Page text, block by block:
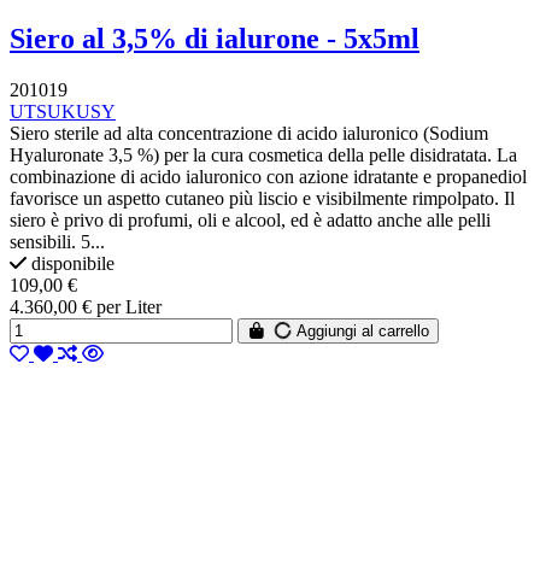
Siero al 3,5% di ialurone - 5x5ml
201019
UTSUKUSY
Siero sterile ad alta concentrazione di acido ialuronico (Sodium
Hyaluronate 3,5 %) per la cura cosmetica della pelle disidratata. La
combinazione di acido ialuronico con azione idratante e propanediol
favorisce un aspetto cutaneo più liscio e visibilmente rimpolpato. Il
siero è privo di profumi, oli e alcool, ed è adatto anche alle pelli
sensibili. 5...
disponibile
109,00 €
4.360,00 € per Liter
Aggiungi al carrello